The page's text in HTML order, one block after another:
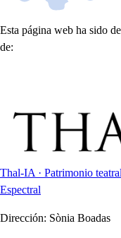
Esta página web ha sido
de:
Thal-IA · Patrimonio
Espectral
Dirección: Sònia Boadas